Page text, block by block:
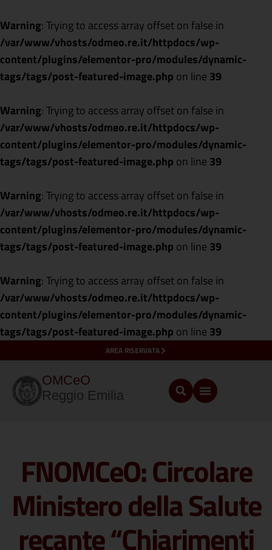
Warning: Trying to access array offset on false in
/var/www/vhosts/odmeo.re.it/httpdocs/wp-
content/plugins/elementor-pro/modules/dynamic-
tags/tags/post-featured-image.php on line 39
Warning: Trying to access array offset on false in
/var/www/vhosts/odmeo.re.it/httpdocs/wp-
content/plugins/elementor-pro/modules/dynamic-
tags/tags/post-featured-image.php on line 39
Warning: Trying to access array offset on false in
/var/www/vhosts/odmeo.re.it/httpdocs/wp-
content/plugins/elementor-pro/modules/dynamic-
tags/tags/post-featured-image.php on line 39
Warning: Trying to access array offset on false in
/var/www/vhosts/odmeo.re.it/httpdocs/wp-
content/plugins/elementor-pro/modules/dynamic-
tags/tags/post-featured-image.php on line 39
AREA RISERVATA
OMCeO
Reggio Emilia
FNOMCeO: Circolare
Ministero della Salute
recante “Chiarimenti